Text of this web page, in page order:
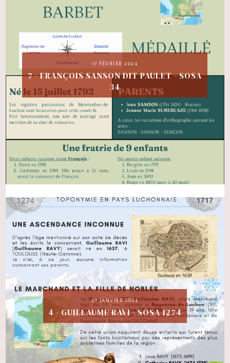
17 FÉVRIER 2024
7 - FRANÇOIS SANSON DIT PAULET - SOSA
34
27 JANVIER 2024
4 - GUILLAUME RAVI - SOSA 1274